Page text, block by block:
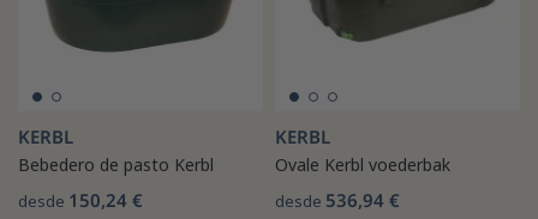
KERBL
Bebedero de pasto Kerbl
desde 150,24 €
KERBL
Ovale Kerbl voederbak
desde 536,94 €